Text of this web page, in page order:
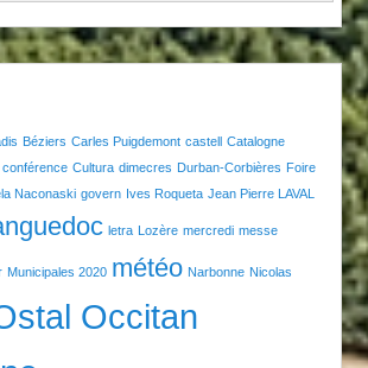
Béziers Carles Puigdemont castell Catalogne
conférence Cultura dimecres Durban-Corbières Foire
Naconaski govern Ives Roqueta Jean Pierre LAVAL
letra Lozère mercredi messe
Municipales 2020 météo Narbonne Nicolas
Occitan